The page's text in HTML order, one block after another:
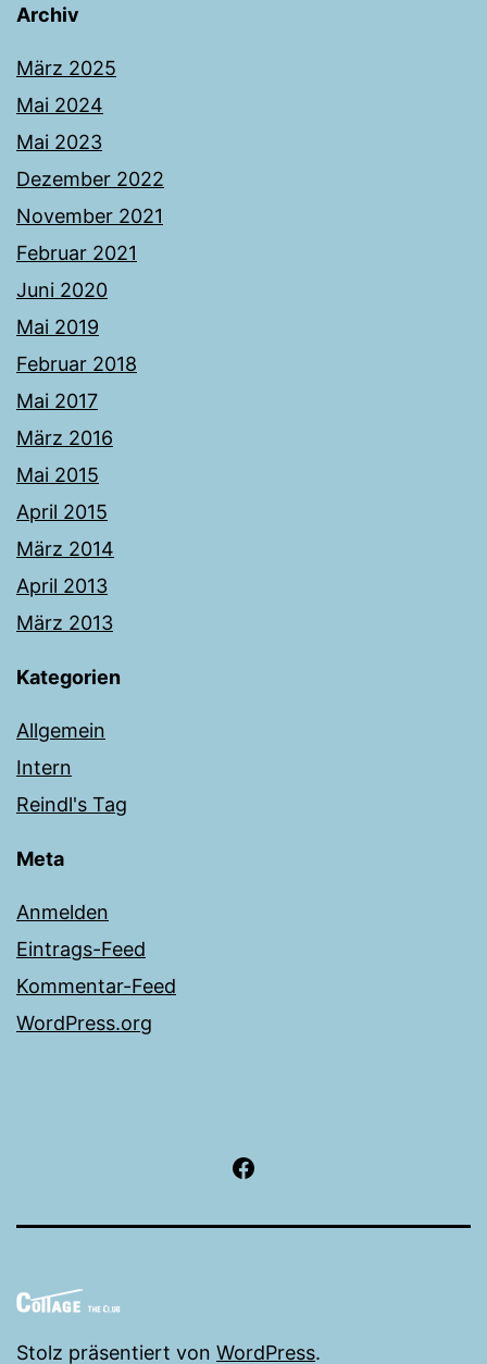
Archiv
März 2025
Mai 2024
Mai 2023
Dezember 2022
November 2021
Februar 2021
Juni 2020
Mai 2019
Februar 2018
Mai 2017
März 2016
Mai 2015
April 2015
März 2014
April 2013
März 2013
Kategorien
Allgemein
Intern
Reindl's Tag
Meta
Anmelden
Eintrags-Feed
Kommentar-Feed
WordPress.org
Stolz präsentiert von WordPress.